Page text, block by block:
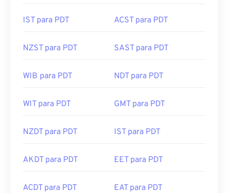
IST para PDT ACST para PDT
NZST para PDT SAST para PDT
WIB para PDT NDT para PDT
WIT para PDT GMT para PDT
NZDT para PDT IST para PDT
AKDT para PDT EET para PDT
ACDT para PDT EAT para PDT